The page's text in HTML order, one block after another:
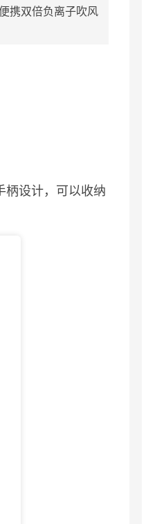
携双倍负离子吹风
柄设计，可以收纳